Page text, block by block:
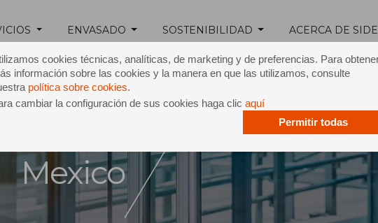
cookies técnicas, analíticas, de marketing y de preferencias. Para
información sobre las cookies y la manera en que las utilizamos, consulte
política sobre cookies.
cambiar la configuración de sus cookies haga clic aquí
Permitir todas
ENVASADO SOSTENIBILIDAD ACERCA DE
Mexico